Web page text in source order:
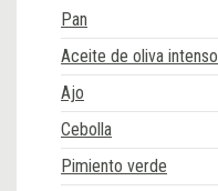
Pan
Aceite de oliva intenso
Ajo
Cebolla
Pimiento verde